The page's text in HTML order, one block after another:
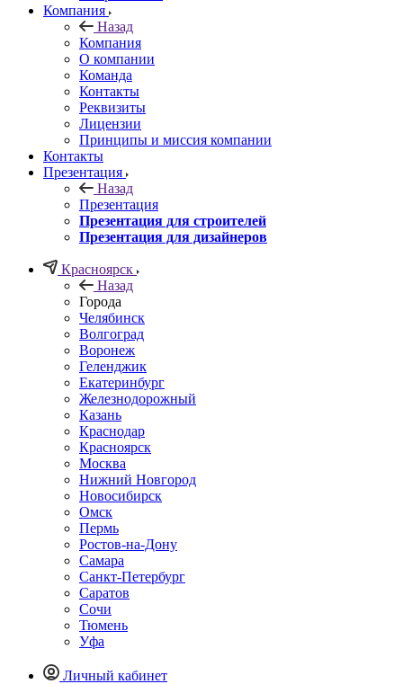
Компания
Назад
Компания
О компании
Команда
Контакты
Реквизиты
Лицензии
Принципы и миссия компании
Контакты
Презентация
Назад
Презентация
Презентация для строителей
Презентация для дизайнеров
Красноярск
Назад
Города
Челябинск
Волгоград
Воронеж
Геленджик
Екатеринбург
Железнодорожный
Казань
Краснодар
Красноярск
Москва
Нижний Новгород
Новосибирск
Омск
Пермь
Ростов-на-Дону
Самара
Санкт-Петербург
Саратов
Сочи
Тюмень
Уфа
Личный кабинет